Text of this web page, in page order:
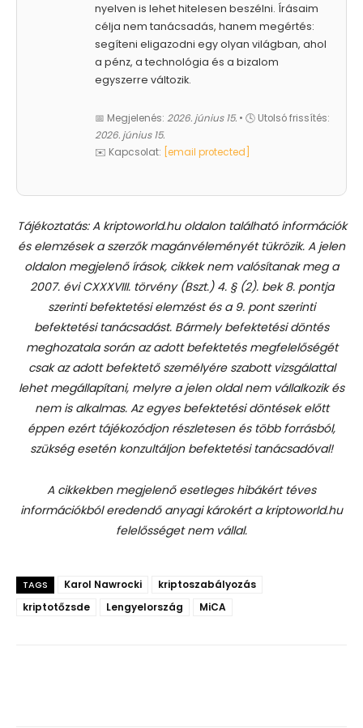
nyelven is lehet hitelesen beszélni. Írásaim
célja nem tanácsadás, hanem megértés:
segíteni eligazodni egy olyan világban, ahol
a pénz, a technológia és a bizalom
egyszerre változik.
📅 Megjelenés: 2026. június 15. • 🕓 Utolsó frissítés:
2026. június 15.
✉️ Kapcsolat:
[email protected]
Tájékoztatás: A kriptoworld.hu oldalon található információk
és elemzések a szerzők magánvéleményét tükrözik. A jelen
oldalon megjelenő írások, cikkek nem valósítanak meg a
2007. évi CXXXVIII. törvény (Bszt.) 4. § (2). bek 8. pontja
szerinti befektetési elemzést és a 9. pont szerinti
befektetési tanácsadást. Bármely befektetési döntés
meghozatala során az adott befektetés megfelelőségét
csak az adott befektető személyére szabott vizsgálattal
lehet megállapítani, melyre a jelen oldal nem vállalkozik és
nem is alkalmas. Az egyes befektetési döntések előtt
éppen ezért tájékozódjon részletesen és több forrásból,
szükség esetén konzultáljon befektetési tanácsadóval!
A cikkekben megjelenő esetleges hibákért téves
információkból eredendő anyagi károkért a kriptoworld.hu
felelősséget nem vállal.
TAGS Karol Nawrocki
kriptoszabályozás
kriptotőzsde
Lengyelország MiCA